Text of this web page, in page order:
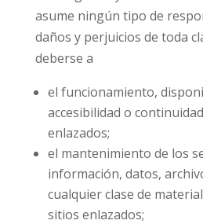
asume ningún tipo de
daños y perjuicios de toda
deberse a
el funcionamiento,
accesibilidad o
enlazados;
el mantenimiento de los
información, datos,
cualquier clase de
sitios enlazados;